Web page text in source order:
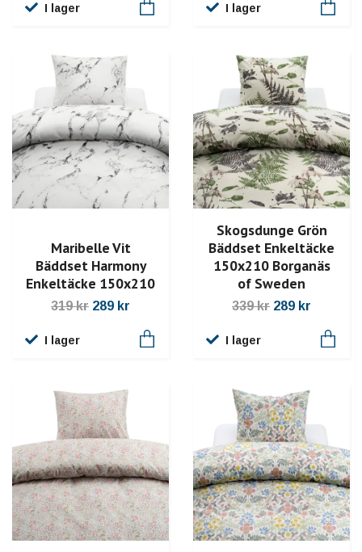
I lager I lager
Maribelle Vit
Bäddset Harmony
Enkeltäcke 150x210
319 kr 289 kr
I lager
Skogsdunge Grön
Bäddset Enkeltäcke
150x210 Borganäs
of Sweden
339 kr 289 kr
I lager